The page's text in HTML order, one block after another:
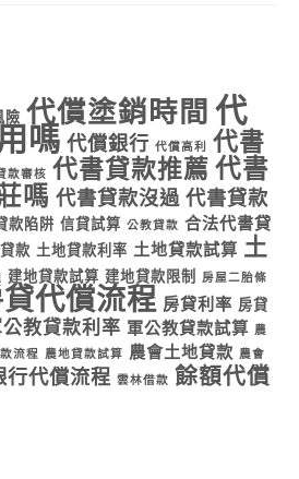
險 代償塗銷時間 代
嗎 代償銀行 代償高利
代書
款審核 代書貸款推薦 代書
嗎 代書貸款沒過 代書貸款
款陷阱 信貸試算 公教貸款 合法代書貸
款 土地貸款利率 土地貸款試算 土
建地貸款試算 建地貸款限制 房屋二胎條
代償流程 房貸利率 房貸
公教貸款利率 軍公教貸款試算
農
流程 農地貸款試算 農會土地貸款 農會
行代償流程 雲林借款 餘額代償